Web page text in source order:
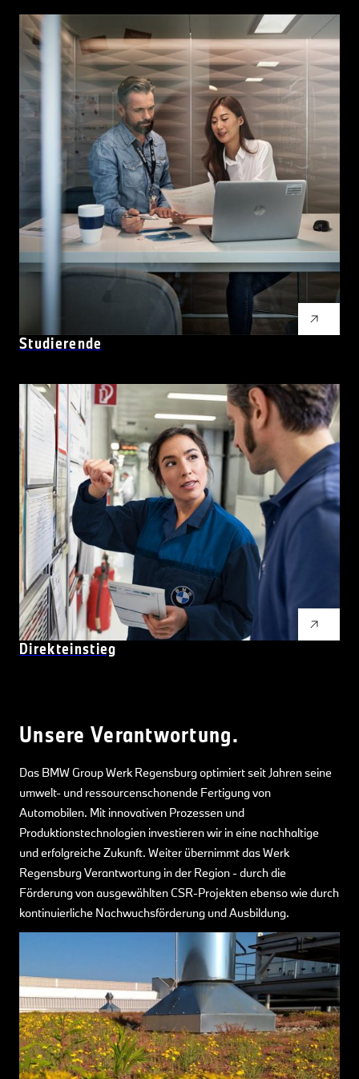
Studierende
Direkteinstieg
Unsere Verantwortung.
Das BMW Group Werk Regensburg optimiert seit Jahren seine
umwelt- und ressourcenschonende Fertigung von
Automobilen. Mit innovativen Prozessen und
Produktionstechnologien investieren wir in eine nachhaltige
und erfolgreiche Zukunft. Weiter übernimmt das Werk
Regensburg Verantwortung in der Region - durch die
Förderung von ausgewählten CSR-Projekten ebenso wie durch
kontinuierliche Nachwuchsförderung und Ausbildung.